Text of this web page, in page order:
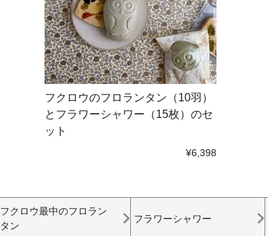
フクロウのフロランタン（10羽）
とフラワーシャワー（15枚）のセ
ット
¥6,398
フクロウ最中のフロラン
タン
フラワーシャワー